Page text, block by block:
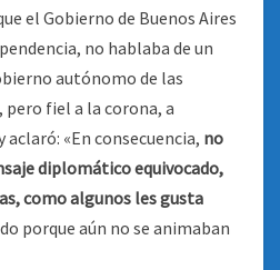
el Gobierno de Buenos Aires
no hablaba de un
autónomo de las
fiel a la corona, a
«En consecuencia, no
diplomático equivocado,
como algunos les gusta
porque aún no se animaban